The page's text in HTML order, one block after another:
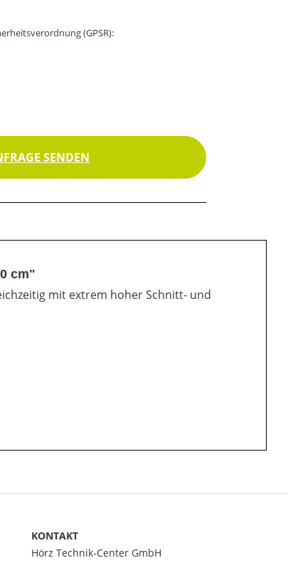
(GPSR):
SENDEN
cm"
mit extrem hoher Schnitt- und
KONTAKT
Hörz Technik-Center GmbH